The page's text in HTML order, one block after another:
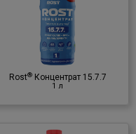
Rost®Концентрат 15.7.7
1 л